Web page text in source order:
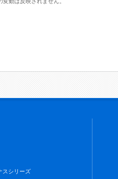
スシリーズ